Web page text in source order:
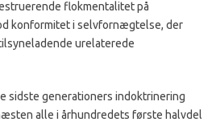
flokmentalitet på
konformitet i selvfornægtelse, der
urelaterede
sidste generationers indoktrinering
alle i århundredets første halvdel